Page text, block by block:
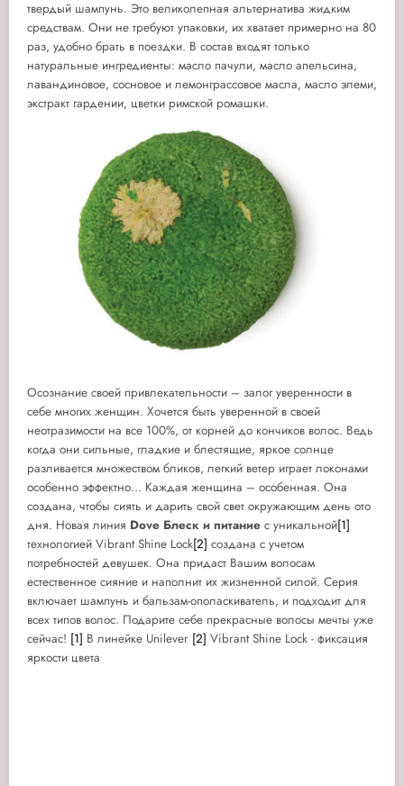
твердый шампунь. Это великолепная альтернатива жидким
средствам. Они не требуют упаковки, их хватает примерно на 80
раз, удобно брать в поездки. В состав входят только
натуральные ингредиенты: масло пачули, масло апельсина,
лавандиновое, сосновое и лемонграссовое масла, масло элеми,
экстракт гардении, цветки римской ромашки.
Осознание своей привлекательности – залог уверенности в
себе многих женщин. Хочется быть уверенной в своей
неотразимости на все 100%, от корней до кончиков волос. Ведь
когда они сильные, гладкие и блестящие, яркое солнце
разливается множеством бликов, легкий ветер играет локонами
особенно эффектно... Каждая женщина – особенная. Она
создана, чтобы сиять и дарить свой свет окружающим день ото
дня. Новая линия Dove Блеск и питание с уникальной[1]
технологией Vibrant Shine Lock[2] создана с учетом
потребностей девушек. Она придаст Вашим волосам
естественное сияние и наполнит их жизненной силой. Серия
включает шампунь и бальзам-ополаскиватель, и подходит для
всех типов волос. Подарите себе прекрасные волосы мечты уже
сейчас! [1] В линейке Unilever [2] Vibrant Shine Lock - фиксация
яркости цвета